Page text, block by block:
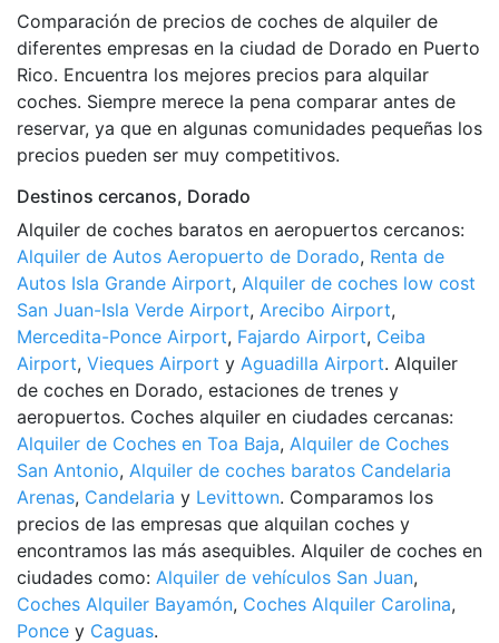
Comparación de precios de coches de alquiler de
diferentes empresas en la ciudad de Dorado en Puerto
Rico. Encuentra los mejores precios para alquilar
coches. Siempre merece la pena comparar antes de
reservar, ya que en algunas comunidades pequeñas los
precios pueden ser muy competitivos.
Destinos cercanos, Dorado
Alquiler de coches baratos en aeropuertos cercanos:
Alquiler de Autos Aeropuerto de Dorado, Renta de
Autos Isla Grande Airport, Alquiler de coches low cost
San Juan-Isla Verde Airport, Arecibo Airport,
Mercedita-Ponce Airport, Fajardo Airport, Ceiba
Airport, Vieques Airport y Aguadilla Airport. Alquiler
de coches en Dorado, estaciones de trenes y
aeropuertos. Coches alquiler en ciudades cercanas:
Alquiler de Coches en Toa Baja, Alquiler de Coches
San Antonio, Alquiler de coches baratos Candelaria
Arenas, Candelaria y Levittown. Comparamos los
precios de las empresas que alquilan coches y
encontramos las más asequibles. Alquiler de coches en
ciudades como: Alquiler de vehículos San Juan,
Coches Alquiler Bayamón, Coches Alquiler Carolina,
Ponce y Caguas.